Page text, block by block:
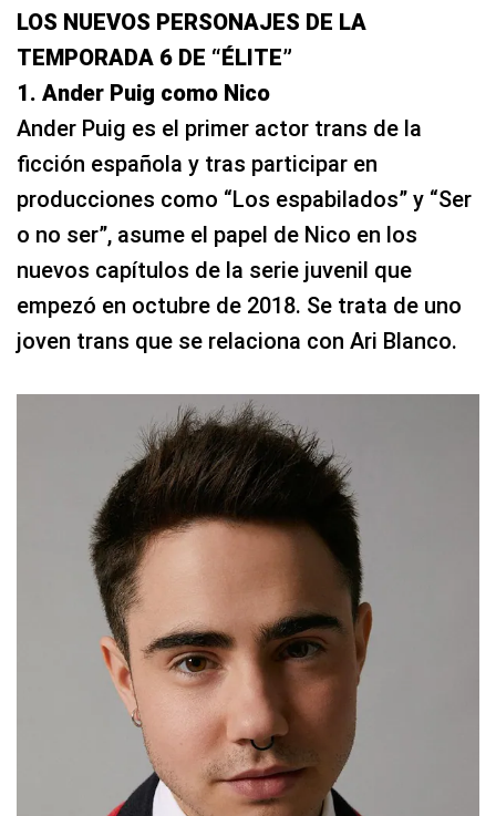
LOS NUEVOS PERSONAJES DE LA
TEMPORADA 6 DE “ÉLITE”
1. Ander Puig como Nico
Ander Puig es el primer actor trans de la
ficción española y tras participar en
producciones como “Los espabilados” y “Ser
o no ser”, asume el papel de Nico en los
nuevos capítulos de la serie juvenil que
empezó en octubre de 2018. Se trata de uno
joven trans que se relaciona con Ari Blanco.